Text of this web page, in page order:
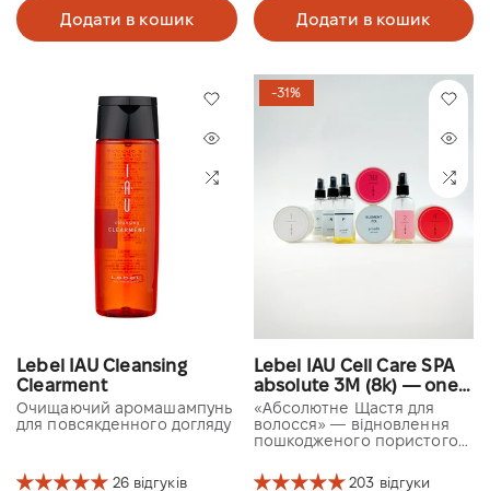
Додати в кошик Додати в кошик
Lebel IAU Cleansing
Clearment
Очищаючий аромашампунь
для повсякденного догляду
26 відгуків
-31%
Lebel IAU Cell Care SPA
absolute 3M (8k) — one
use kit
«Абсолютне Щастя для
волосся» — відновлення
пошкодженого пористого
203 відгуки